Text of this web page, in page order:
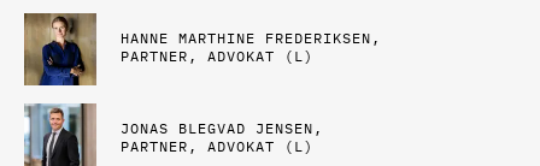
HANNE MARTHINE FREDERIKSEN
PARTNER, ADVOKAT (L)
JONAS BLEGVAD JENSEN
PARTNER, ADVOKAT (L)